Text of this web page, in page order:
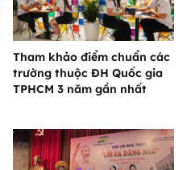
Tham khảo điểm chuẩn các
trường thuộc ĐH Quốc gia
TPHCM 3 năm gần nhất